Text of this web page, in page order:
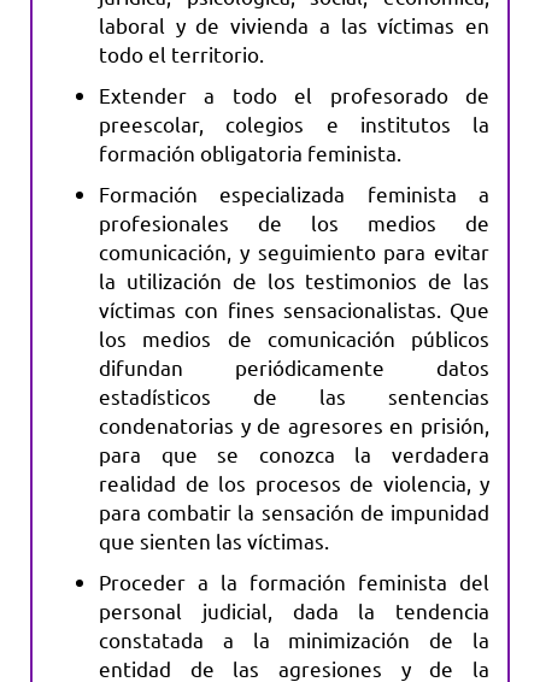
laboral y de vivienda a las víctimas en
todo el territorio.
Extender a todo el profesorado de
preescolar, colegios e institutos la
formación obligatoria feminista.
Formación especializada feminista a
profesionales de los medios de
comunicación, y seguimiento para evitar
la utilización de los testimonios de las
víctimas con fines sensacionalistas. Que
los medios de comunicación públicos
difundan periódicamente datos
estadísticos de las sentencias
condenatorias y de agresores en prisión,
para que se conozca la verdadera
realidad de los procesos de violencia, y
para combatir la sensación de impunidad
que sienten las víctimas.
Proceder a la formación feminista del
personal judicial, dada la tendencia
constatada a la minimización de la
entidad de las agresiones y de la